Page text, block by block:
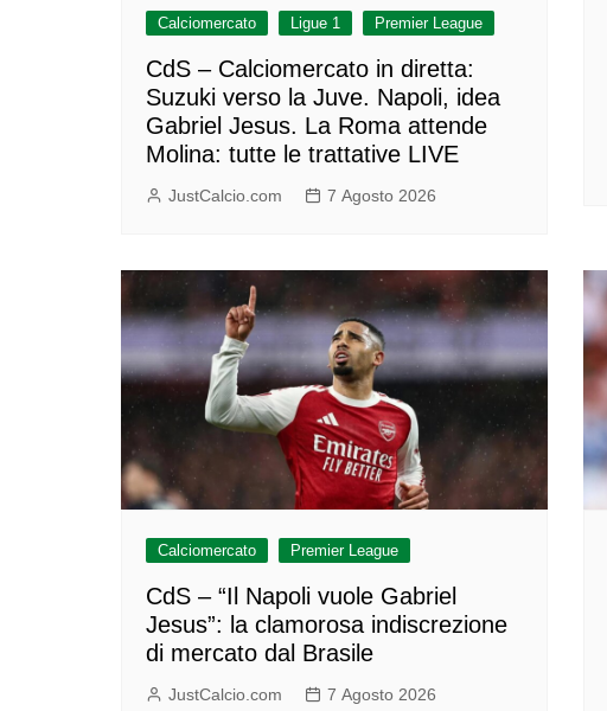
Calciomercato Ligue 1 Premier League
CdS – Calciomercato in diretta:
Suzuki verso la Juve. Napoli, idea
Gabriel Jesus. La Roma attende
Molina: tutte le trattative LIVE
JustCalcio.com 7 Agosto 2026
Calciomercato Premier League
CdS – “Il Napoli vuole Gabriel
Jesus”: la clamorosa indiscrezione
di mercato dal Brasile
JustCalcio.com 7 Agosto 2026